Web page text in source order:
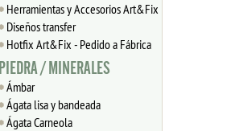
Herramientas y Accesorios Art&Fix
Diseños transfer
Hotfix Art&Fix - Pedido a Fábrica
PIEDRA / MINERALES
Ámbar
Ágata lisa y bandeada
Ágata Carneola